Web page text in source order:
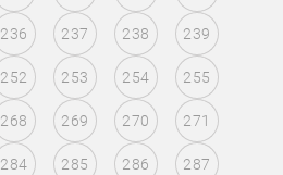
236 237 238 239
252 253 254 255
268 269 270 271
284 285 286 287